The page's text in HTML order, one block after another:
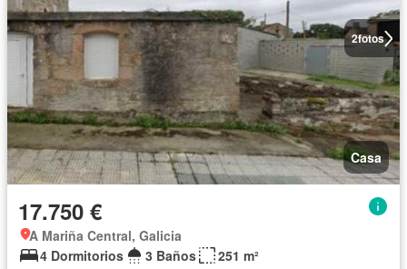
2fotos
Casa
17.750 €
A Mariña Central, Galicia
4 Dormitorios
3 Baños 251 m²